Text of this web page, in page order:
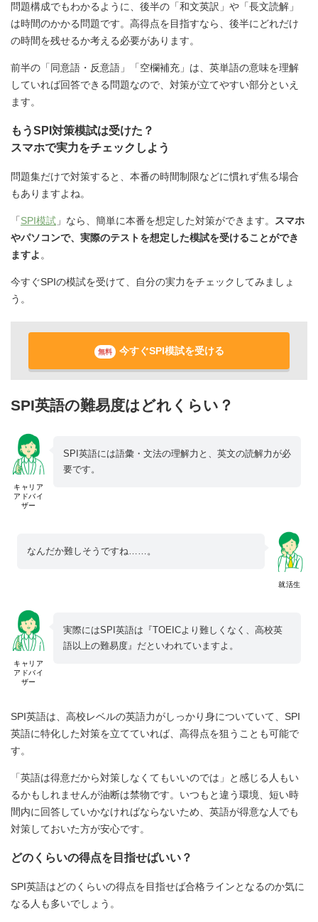
問題構成でもわかるように、後半の「和文英訳」や「長文読解」
は時間のかかる問題です。高得点を目指すなら、後半にどれだけ
の時間を残せるか考える必要があります。
前半の「同意語・反意語」「空欄補充」は、英単語の意味を理解
していれば回答できる問題なので、対策が立てやすい部分といえ
ます。
もうSPI対策模試は受けた？
スマホで実力をチェックしよう
問題集だけで対策すると、本番の時間制限などに慣れず焦る場合
もありますよね。
「SPI模試 」なら、簡単に本番を想定した対策ができます。
スマホ
やパソコンで、実際のテストを想定した模試を受けることができ
ますよ 。
今すぐSPIの模試を受けて、自分の実力をチェックしてみましょ
う。
無料 今すぐSPI模試を受ける
SPI英語の難易度はどれくらい？
キャリア
アドバイ
ザー
SPI英語には語彙・文法の理解力と、英文の読解力が必
要です。
就活生
なんだか難しそうですね……。
キャリア
アドバイ
ザー
実際にはSPI英語は『TOEICより難しくなく、高校英
語以上の難易度』だといわれていますよ。
SPI英語は、高校レベルの英語力がしっかり身についていて、SPI
英語に特化した対策を立てていれば、高得点を狙うことも可能で
す。
「英語は得意だから対策しなくてもいいのでは」と感じる人もい
るかもしれませんが油断は禁物です。いつもと違う環境、短い時
間内に回答していかなければならないため、英語が得意な人でも
対策しておいた方が安心です。
どのくらいの得点を目指せばいい？
SPI英語はどのくらいの得点を目指せば合格ラインとなるのか気に
なる人も多いでしょう。